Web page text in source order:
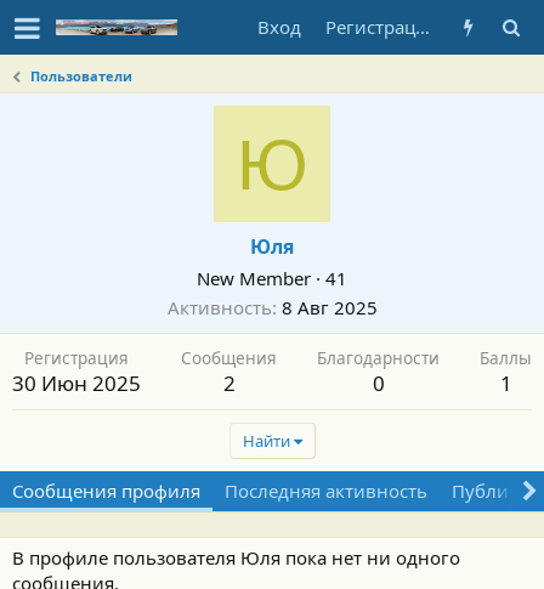
Вход Регистрация
Пользователи
Ю
Юля
New Member · 41
Активность 8 Авг 2025
Регистрация
30 Июн 2025
Сообщения
2
Благодарности
0
Баллы
1
Найти
Сообщения профиля Последняя активность
В профиле пользователя Юля пока нет ни одного
сообщения.